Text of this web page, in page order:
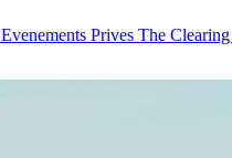
Evenements Prives The Clearing